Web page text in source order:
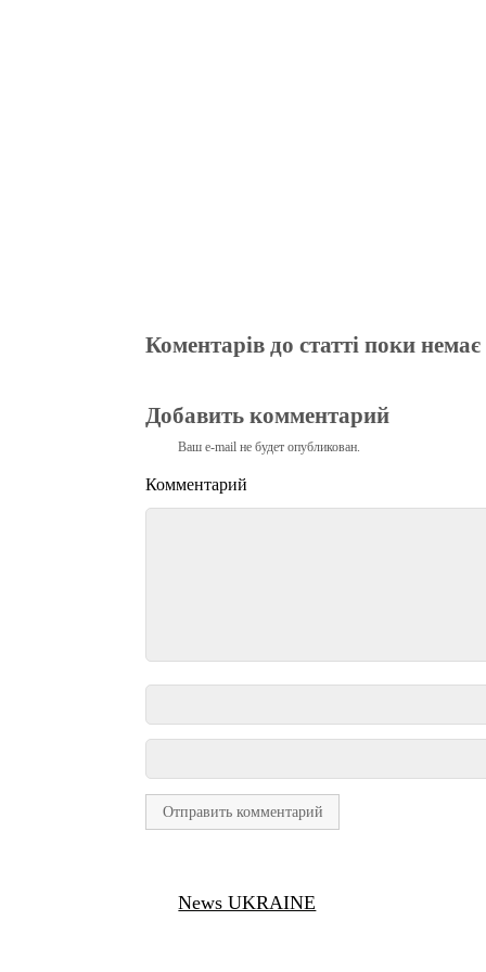
Коментарів до статті поки немає
Добавить комментарий
Ваш e-mail не будет опубликован.
Комментарий
News UKRAINE